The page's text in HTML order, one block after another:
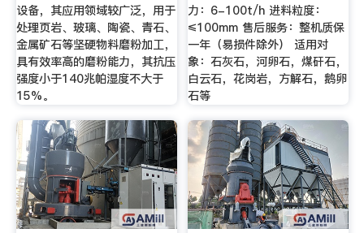
设备，其应用领域较广泛，用于
处理页岩、玻璃、陶瓷、青石、
金属矿石等坚硬物料磨粉加工，
具有效率高的磨粉能力，其抗压
强度小于140兆帕湿度不大于
15%。
力：6-100t/h 进料粒度：
≤100mm 售后服务：整机质保
一年（易损件除外） 适用对
象：石灰石，河卵石，煤矸石，
白云石，花岗岩，方解石，鹅卵
石等